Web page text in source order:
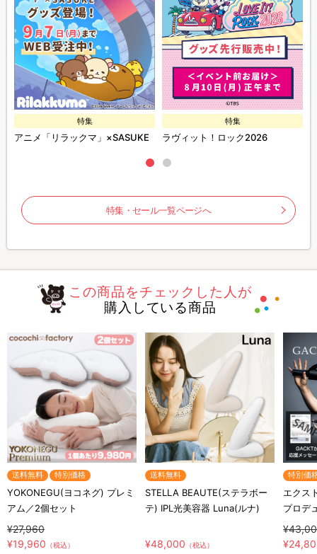
特集
アニメ「リラックマ」×SASUKE
特集
ラヴィット！ロック2026
特集・セール一覧ページへ
この商品をチェックした人が
購入している商品
送料無料 特別価格
YOKONEGU(ヨコネグ) プレミ
アム／2個セット
¥27,960
¥19,960 （税込）
送料無料
STELLA BEAUTE(ステラボー
テ) IPL光美容器 Luna(ルナ)
¥48,000 （税込）
特別価
エクス
プロデ